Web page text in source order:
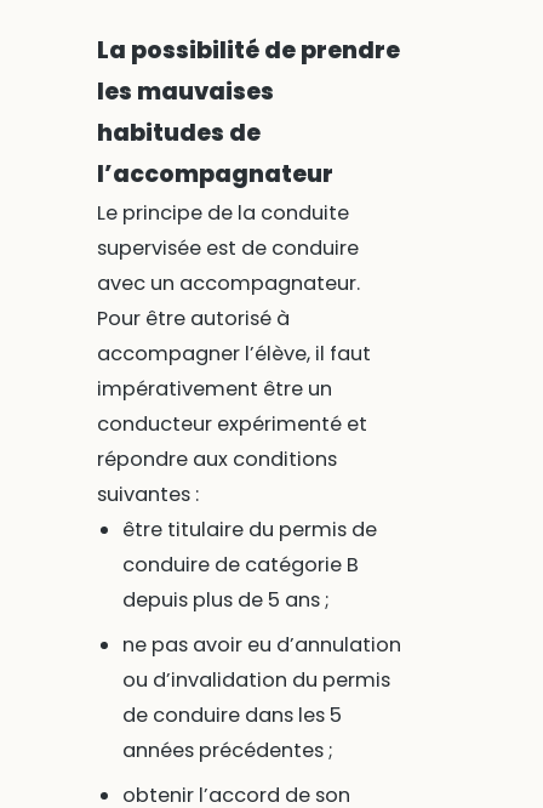
La possibilité de prendre
les mauvaises
habitudes de
l’accompagnateur
Le principe de la conduite
supervisée est de conduire
avec un accompagnateur.
Pour être autorisé à
accompagner l’élève, il faut
impérativement être un
conducteur expérimenté et
répondre aux conditions
suivantes :
être titulaire du permis de
conduire de catégorie B
depuis plus de 5 ans ;
ne pas avoir eu d’annulation
ou d’invalidation du permis
de conduire dans les 5
années précédentes ;
obtenir l’accord de son